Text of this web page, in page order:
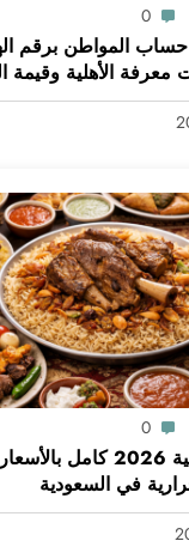
0
المواطن برقم
0
منيو الرومانسية 2026
في السعودية